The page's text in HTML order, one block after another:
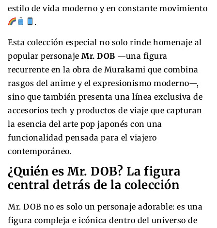
estilo de vida moderno y en constante movimiento
.
Esta colección especial no solo rinde homenaje al
popular personaje Mr. DOB —una figura
recurrente en la obra de Murakami que combina
rasgos del anime y el expresionismo moderno—,
sino que también presenta una línea exclusiva de
accesorios tech y productos de viaje que capturan
la esencia del arte pop japonés con una
funcionalidad pensada para el viajero
contemporáneo.
¿Quién es Mr. DOB? La figura
central detrás de la colección
Mr. DOB no es solo un personaje adorable: es una
figura compleja e icónica dentro del universo de